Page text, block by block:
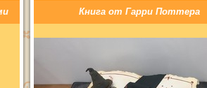
Книга от Гарри Поттера